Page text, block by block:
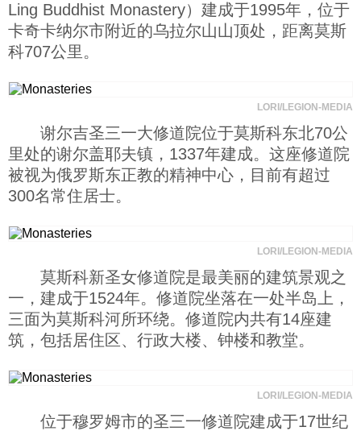
经济
科技
社会
文化
历史
体育
旅游
视听
Ling Buddhist Monastery）建成于1995年，位于
卡奇卡纳尔市附近的乌拉尔山山顶处，距离莫斯
科707公里。
LORI/LEGION-MEDIA
谢尔吉圣三一大修道院位于莫斯科东北70公
里处的谢尔盖耶夫镇，1337年建成。这座修道院
被视为俄罗斯东正教的精神中心，目前有超过
300名常住居士。
LORI/LEGION-MEDIA
莫斯科新圣女修道院是最美丽的建筑景观之
一，建成于1524年。修道院坐落在一处半岛上，
三面为莫斯科河所环绕。修道院内共有14座建
筑，包括居住区、行政大楼、钟楼和教堂。
LORI/LEGION-MEDIA
位于穆罗姆市的圣三一修道院建成于17世纪